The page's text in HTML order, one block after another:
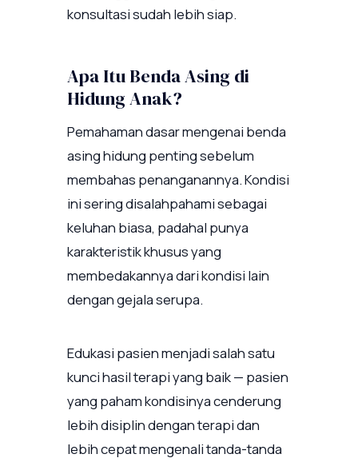
konsultasi sudah lebih siap.
Apa Itu Benda Asing di
Hidung Anak?
Pemahaman dasar mengenai benda
asing hidung penting sebelum
membahas penanganannya. Kondisi
ini sering disalahpahami sebagai
keluhan biasa, padahal punya
karakteristik khusus yang
membedakannya dari kondisi lain
dengan gejala serupa.
Edukasi pasien menjadi salah satu
kunci hasil terapi yang baik — pasien
yang paham kondisinya cenderung
lebih disiplin dengan terapi dan
lebih cepat mengenali tanda-tanda